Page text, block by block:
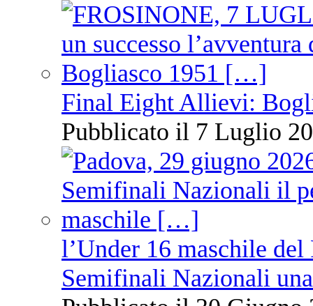
Final Eight Allievi:
Pubblicato il 7 Luglio
l’Under 16 maschile
Semifinali Nazionali